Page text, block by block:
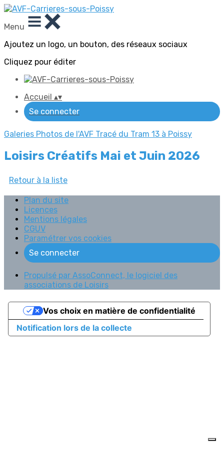
Menu
Ajoutez un logo, un bouton, des réseaux sociaux
Cliquez pour éditer
Accueil ▴▾
Se connecter
Galeries Photos de l'AVF Tracé du Tram 13 à Poissy
Loisirs Créatifs Mai et Juin 2026
Retour à la liste
Plan du site
Licences
Mentions légales
CGUV
Paramétrer vos cookies
Se connecter
Propulsé par AssoConnect, le logiciel des
associations de Loisirs
Notification lors de la collecte
Vos choix en matière de confidentialité